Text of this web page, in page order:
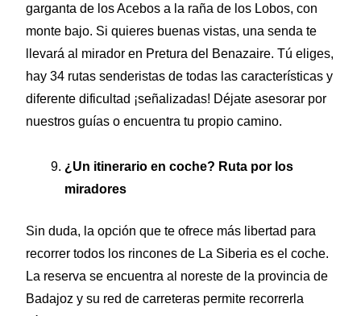
garganta de los Acebos a la raña de los Lobos, con
monte bajo. Si quieres buenas vistas, una senda te
llevará al mirador en Pretura del Benazaire. Tú eliges,
hay 34 rutas senderistas de todas las características y
diferente dificultad ¡señalizadas! Déjate asesorar por
nuestros guías o encuentra tu propio camino.
¿Un itinerario en coche? Ruta por los
miradores
Sin duda, la opción que te ofrece más libertad para
recorrer todos los rincones de La Siberia es el coche.
La reserva se encuentra al noreste de la provincia de
Badajoz y su red de carreteras permite recorrerla